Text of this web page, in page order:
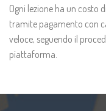
Ogni lezione ha un costo
tramite pagamento con
veloce, seguendo il
piattaforma.